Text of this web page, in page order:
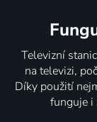
Televizní
na televizi,
Díky použití
funguje i